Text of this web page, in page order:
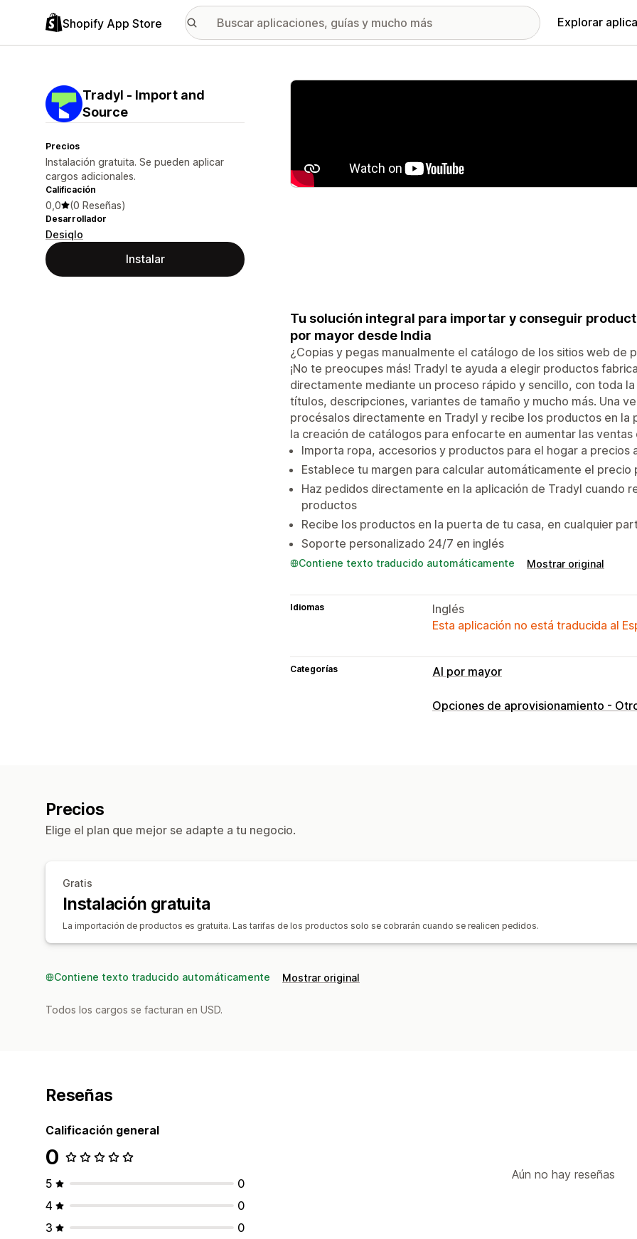
Shopify App Store Explorar
Tradyl ‑ Import and
Source
Precios
Instalación gratuita. Se pueden aplicar
cargos adicionales.
Calificación
0,0 (0 Reseñas)
Desarrollador
Desiqlo
Instalar
Galería de imágenes destacadas
Tu solución integral para importar y conseguir
por mayor desde India
¿Copias y pegas manualmente el catálogo de los sitios web de
¡No te preocupes más! Tradyl te ayuda a elegir productos
directamente mediante un proceso rápido y sencillo, con toda
títulos, descripciones, variantes de tamaño y mucho más. Una
procésalos directamente en Tradyl y recibe los productos en la
la creación de catálogos para enfocarte en aumentar las
Importa ropa, accesorios y productos para el hogar a precios
Establece tu margen para calcular automáticamente el precio
Haz pedidos directamente en la aplicación de Tradyl cuando
productos
Recibe los productos en la puerta de tu casa, en cualquier
Soporte personalizado 24/7 en inglés
Contiene texto traducido automáticamente Mostrar original
Idiomas
Inglés
Esta aplicación no está traducida al
Categorías Al por mayor
Opciones de aprovisionamiento -
Precios
Elige el plan que mejor se adapte a tu negocio.
Gratis
Instalación gratuita
La importación de productos es gratuita. Las tarifas de los productos solo se cobrarán cuando se realicen pedidos.
Contiene texto traducido automáticamente Mostrar original
Todos los cargos se facturan en USD.
Reseñas
Calificación general
0
5
0
4
0
3
0
Aún no hay reseñas